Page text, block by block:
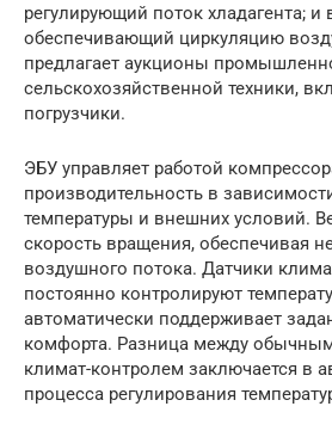
регулирующий поток хладагента; и
обеспечивающий циркуляцию
предлагает аукционы
сельскохозяйственной техники,
погрузчики.
ЭБУ управляет работой
производительность в
температуры и внешних условий.
скорость вращения, обеспечивая
воздушного потока. Датчики
постоянно контролируют
автоматически поддерживает
комфорта. Разница между
климат-контролем заключается в
процесса регулирования